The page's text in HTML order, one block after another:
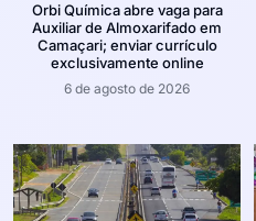
Orbi Química abre vaga para
Auxiliar de Almoxarifado em
Camaçari; enviar currículo
exclusivamente online
6 de agosto de 2026